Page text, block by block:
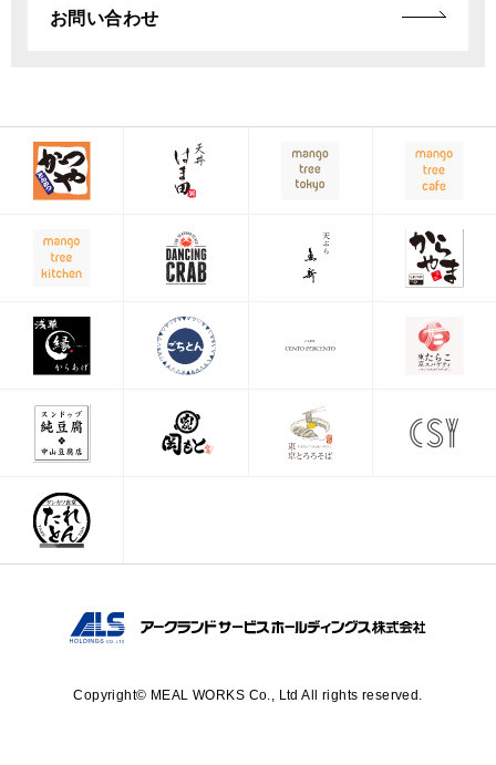
お問い合わせ
Copyright© MEAL WORKS Co., Ltd All rights reserved.